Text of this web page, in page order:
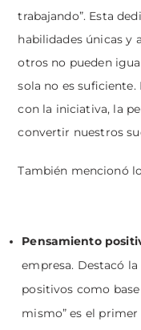
trabajando”. Esta
habilidades únicas y
otros no pueden
sola no es
con la iniciativa, la
convertir nuestros
También mencionó
Pensamiento
empresa. Destacó
positivos como
mismo” es el